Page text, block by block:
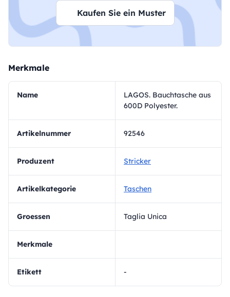
Kaufen Sie ein Muster
Merkmale
Name
LAGOS. Bauchtasche aus
600D Polyester.
Artikelnummer 92546
Produzent Stricker
Artikelkategorie Taschen
Groessen Taglia Unica
Merkmale
Etikett -